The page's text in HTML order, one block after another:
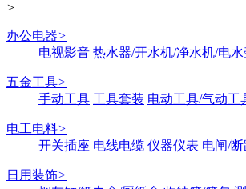
>
办公电器>
电视影音 热水器/开水机/净水机/电
五金工具>
手动工具 工具套装 电动工具/气动工
电工电料>
开关插座 电线电缆 仪器仪表 电闸/
日用装饰>